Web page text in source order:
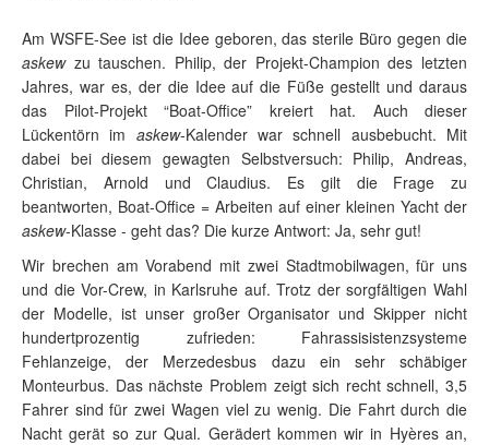
Am WSFE-See ist die Idee geboren, das sterile Büro gegen die
askew zu tauschen. Philip, der Projekt-Champion des letzten
Jahres, war es, der die Idee auf die Füße gestellt und daraus
das Pilot-Projekt “Boat-Office” kreiert hat. Auch dieser
Lückentörn im askew-Kalender war schnell ausbebucht. Mit
dabei bei diesem gewagten Selbstversuch: Philip, Andreas,
Christian, Arnold und Claudius. Es gilt die Frage zu
beantworten, Boat-Office = Arbeiten auf einer kleinen Yacht der
askew-Klasse - geht das? Die kurze Antwort: Ja, sehr gut!
Wir brechen am Vorabend mit zwei Stadtmobilwagen, für uns
und die Vor-Crew, in Karlsruhe auf. Trotz der sorgfältigen Wahl
der Modelle, ist unser großer Organisator und Skipper nicht
hundertprozentig zufrieden: Fahrassisistenzsysteme
Fehlanzeige, der Merzedesbus dazu ein sehr schäbiger
Monteurbus. Das nächste Problem zeigt sich recht schnell, 3,5
Fahrer sind für zwei Wagen viel zu wenig. Die Fahrt durch die
Nacht gerät so zur Qual. Gerädert kommen wir in Hyères an,